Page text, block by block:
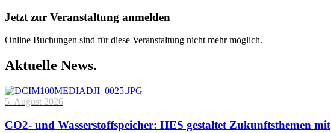
Jetzt zur Veranstaltung anmelden
Online Buchungen sind für diese Veranstaltung nicht mehr möglich.
Aktuelle News.
5. August 2026
CO2- und Wasserstoffspeicher: HES gestaltet Zukunftsthemen mit